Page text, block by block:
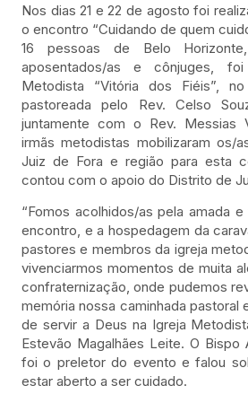
Nos dias 21 e 22 de agosto foi
o encontro “Cuidando de quem
16 pessoas de Belo
aposentados/as e cônjuges,
Metodista “Vitória dos Fiéis”,
pastoreada pelo Rev. Celso
juntamente com o Rev. Messias
irmãs metodistas mobilizaram os/
Juiz de Fora e região para esta
contou com o apoio do Distrito de
“Fomos acolhidos/as pela amada
encontro, e a hospedagem da
pastores e membros da igreja
vivenciarmos momentos de muita
confraternização, onde pudemos
memória nossa caminhada pastoral
de servir a Deus na Igreja
Estevão Magalhães Leite. O Bispo
foi o preletor do evento e falou
estar aberto a ser cuidado.